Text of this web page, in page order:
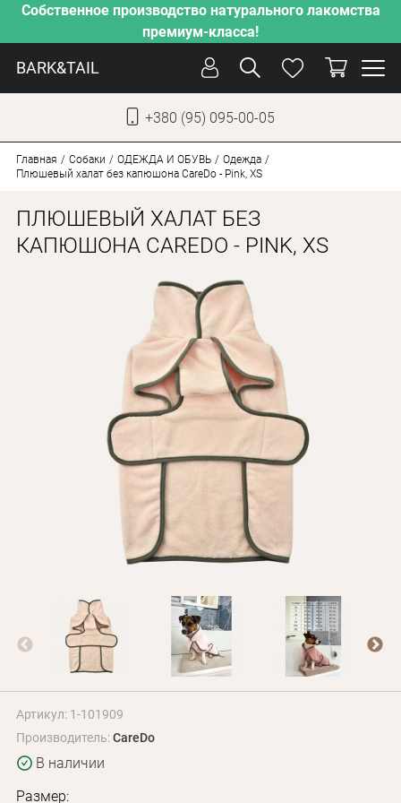
Собственное производство натурального лакомства
премиум-класса!
BARK&TAIL
+380 (95) 095-00-05
УХОД
ЗАБОТА
НАШЕ ПРОИЗВОДСТВО
НОВИНКИ
АКЦИИ
ДЛЯ КОТОВ
Оплата и доставка
Программа лояльности
Оптовым клиентам
Контакты
+380 (95) 095-00-05
Главная Собаки ОДЕЖДА И ОБУВЬ
Одежда
Плюшевый халат без капюшона CareDo - Pink, XS
ПЛЮШЕВЫЙ ХАЛАТ БЕЗ
КАПЮШОНА CAREDO - PINK, XS
Артикул: 1-101909
Производитель:CareDo
В наличии
Размер: